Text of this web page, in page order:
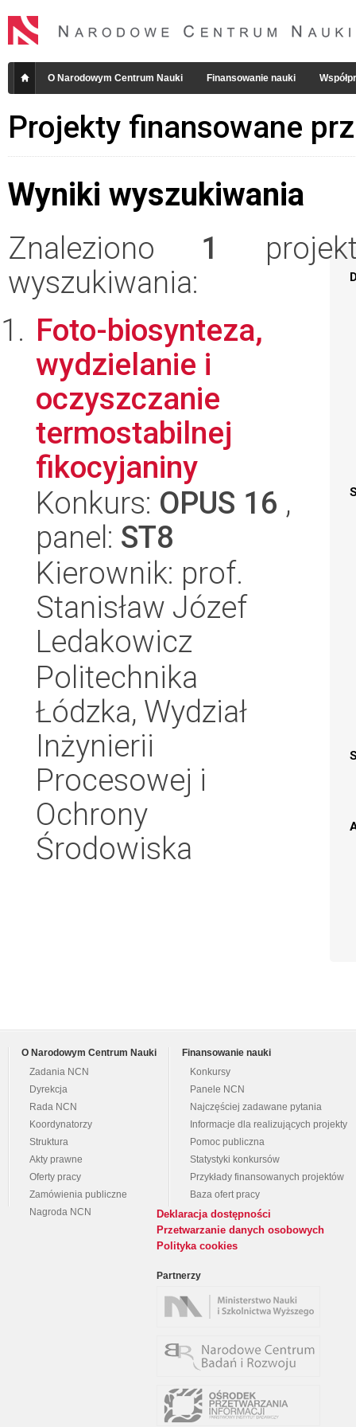
O Narodowym Centrum Nauki Finansowanie nauki
Projekty finansowane
Wyniki wyszukiwania
Znaleziono 1
wyszukiwania:
Foto-biosynteza,
wydzielanie i
oczyszczanie
termostabilnej
fikocyjaniny
Konkurs: OPUS 16 ,
panel: ST8
Kierownik: prof.
Stanisław Józef
Ledakowicz
Politechnika
Łódzka, Wydział
Inżynierii
Procesowej i
Ochrony
Środowiska
O Narodowym Centrum Nauki
Zadania NCN
Dyrekcja
Rada NCN
Koordynatorzy
Struktura
Akty prawne
Oferty pracy
Zamówienia publiczne
Nagroda NCN
Finansowanie nauki
Konkursy
Panele NCN
Najczęściej zadawane pytania
Informacje dla realizujących projekty
Pomoc publiczna
Statystyki konkursów
Przykłady finansowanych projektów
Baza ofert pracy
Deklaracja dostępności
Przetwarzanie danych osobowych
Polityka cookies
Partnerzy